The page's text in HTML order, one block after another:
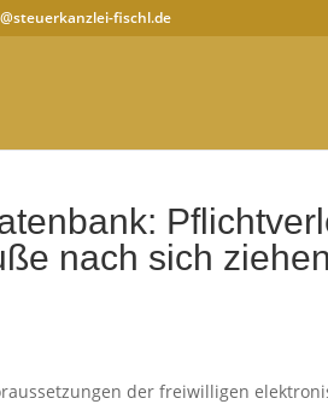
fischl.de
nach sich ziehen
der freiwilligen